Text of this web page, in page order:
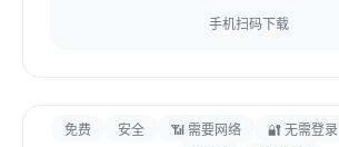
手机扫码下载
免费 安全 📶 需要网络 🔐 无需登录